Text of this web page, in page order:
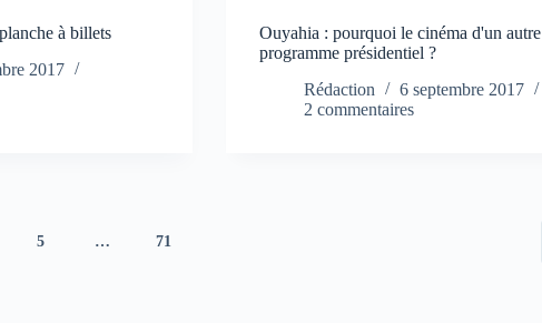
à billets
2017
Ouyahia : pourquoi le cinéma d'un autre
programme présidentiel ?
Rédaction
6 septembre 2017
2 commentaires
5 … 71